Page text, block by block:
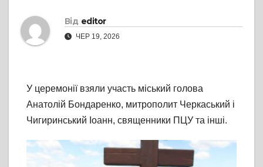
Від editor
ЧЕР 19, 2026
У церемонії взяли участь міський голова
Анатолій Бондаренко, митрополит Черкаський і
Чигиринський Іоанн, священники ПЦУ та інші.